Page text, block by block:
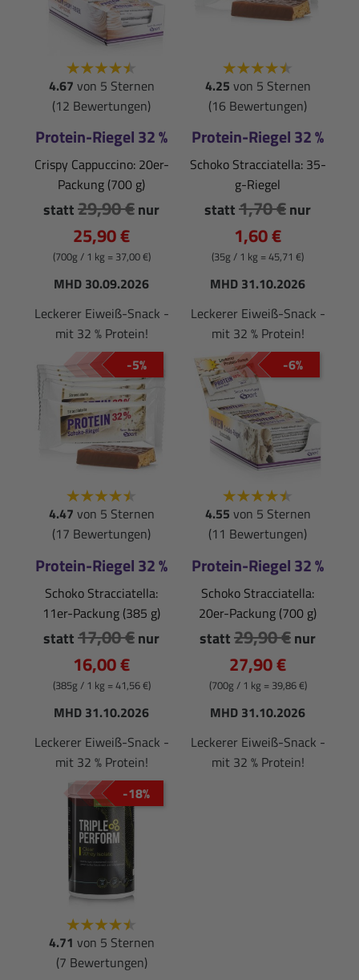
4.67 von 5 Sternen
(12 Bewertungen)
Protein-Riegel 32 %
Crispy Cappuccino: 20er-
Packung (700 g)
statt29,90 €nur
25,90 €
(700g / 1 kg = 37,00 €)
MHD 30.09.2026
Leckerer Eiweiß-Snack -
mit 32 % Protein!
4.25 von 5 Sternen
(16 Bewertungen)
Protein-Riegel 32 %
Schoko Stracciatella: 35-
g-Riegel
statt1,70 €nur
1,60 €
(35g / 1 kg = 45,71 €)
MHD 31.10.2026
Leckerer Eiweiß-Snack -
mit 32 % Protein!
-5%
4.47 von 5 Sternen
(17 Bewertungen)
Protein-Riegel 32 %
Schoko Stracciatella:
11er-Packung (385 g)
statt17,00 €nur
16,00 €
(385g / 1 kg = 41,56 €)
MHD 31.10.2026
Leckerer Eiweiß-Snack -
mit 32 % Protein!
-6%
4.55 von 5 Sternen
(11 Bewertungen)
Protein-Riegel 32 %
Schoko Stracciatella:
20er-Packung (700 g)
statt29,90 €nur
27,90 €
(700g / 1 kg = 39,86 €)
MHD 31.10.2026
Leckerer Eiweiß-Snack -
mit 32 % Protein!
-18%
4.71 von 5 Sternen
(7 Bewertungen)